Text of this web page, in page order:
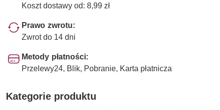
Koszt dostawy od: 8,99 zł
Prawo zwrotu:
Zwrot do 14 dni
Metody płatności:
Przelewy24, Blik, Pobranie, Karta płatnicza
Kategorie produktu